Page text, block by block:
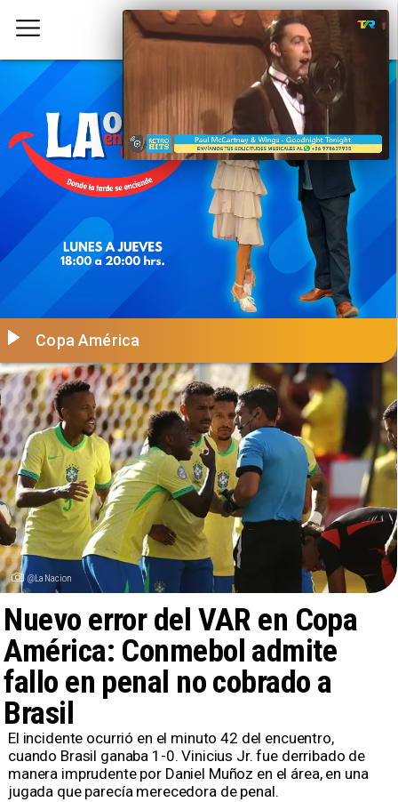
@LaNacion
Nuevo error del VAR en Copa
América: Conmebol admite
fallo en penal no cobrado a
Brasil
Copa América
​El incidente ocurrió en el minuto 42 del encuentro,
cuando Brasil ganaba 1-0. Vinicius Jr. fue derribado de
manera imprudente por Daniel Muñoz en el área, en una
jugada que parecía merecedora de penal.